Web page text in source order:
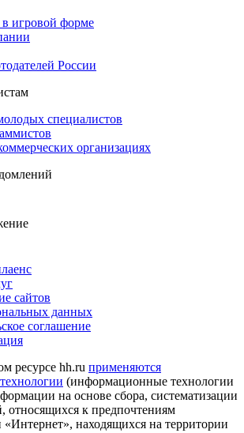
игровой форме
России
специалистов
организациях
сайтов
данных
соглашение
ресурсе hh.ru применяются
(информационные технологии
на основе сбора, систематизации
относящихся к предпочтениям
«Интернет», находящихся на территории